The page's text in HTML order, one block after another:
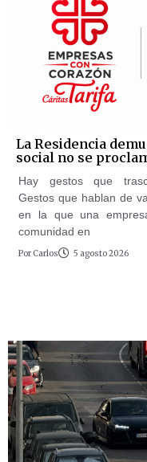
La Residencia
social no se
Hay gestos que
Gestos que hablan de
en la que una
comunidad en
Por Carlos 5 agosto 2026